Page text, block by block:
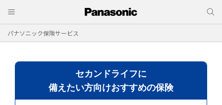
パナソニック保険サービス
セカンドライフに
備えたい方向けおすすめの保険